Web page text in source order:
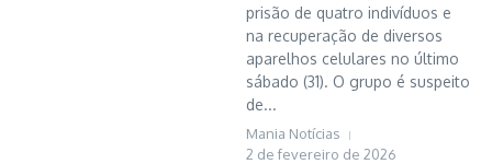
prisão de quatro indivíduos e
na recuperação de diversos
aparelhos celulares no último
sábado (31). O grupo é suspeito
de...
Mania Notícias
2 de fevereiro de 2026